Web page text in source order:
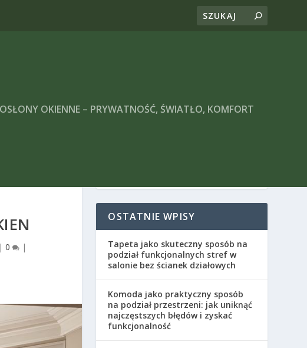
OKIENNE – PRYWATNOŚĆ, ŚWIATŁO, KOMFORT
|0 |
OSTATNIE WPISY
Tapeta jako skuteczny sposób na
podział funkcjonalnych stref w
salonie bez ścianek działowych
Komoda jako praktyczny sposób
na podział przestrzeni: jak uniknąć
najczęstszych błędów i zyskać
funkcjonalność